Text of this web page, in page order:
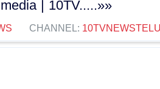
| 10TV.....»»
CHANNEL: